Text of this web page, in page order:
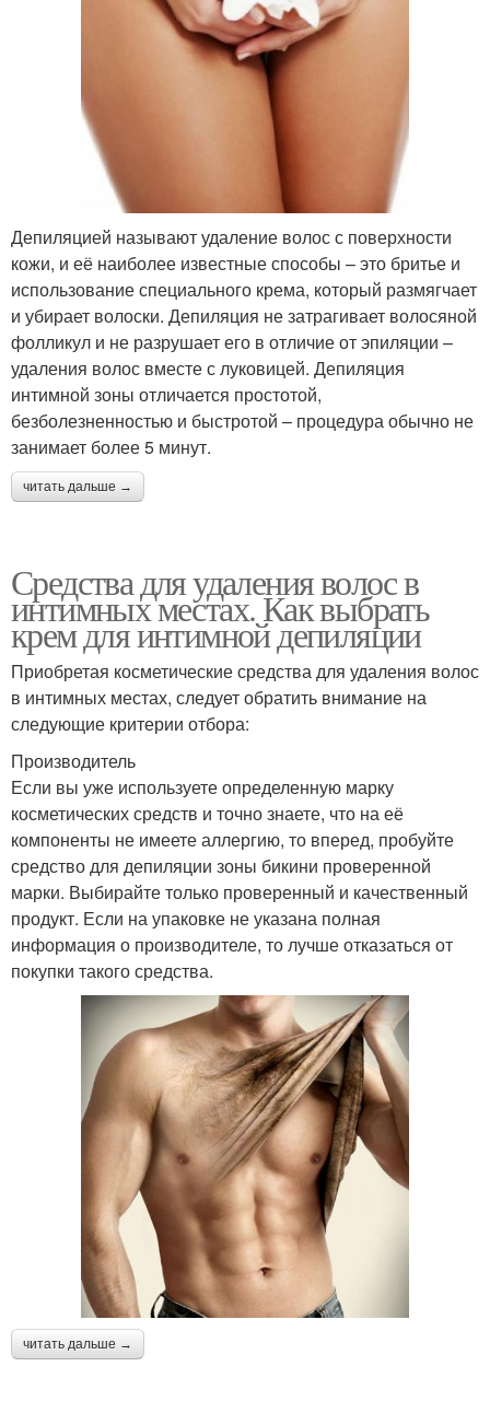
Депиляцией называют удаление волос с поверхности
кожи, и её наиболее известные способы – это бритье и
использование специального крема, который размягчает
и убирает волоски. Депиляция не затрагивает волосяной
фолликул и не разрушает его в отличие от эпиляции –
удаления волос вместе с луковицей. Депиляция
интимной зоны отличается простотой,
безболезненностью и быстротой – процедура обычно не
занимает более 5 минут.
читать дальше →
Средства для удаления волос в
интимных местах. Как выбрать
крем для интимной депиляции
Приобретая косметические средства для удаления волос
в интимных местах, следует обратить внимание на
следующие критерии отбора:
Производитель
Если вы уже используете определенную марку
косметических средств и точно знаете, что на её
компоненты не имеете аллергию, то вперед, пробуйте
средство для депиляции зоны бикини проверенной
марки. Выбирайте только проверенный и качественный
продукт. Если на упаковке не указана полная
информация о производителе, то лучше отказаться от
покупки такого средства.
читать дальше →